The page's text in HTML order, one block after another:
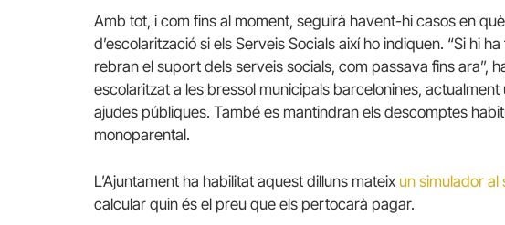
Amb tot, i com fins al moment, seguirà havent-hi casos en
d’escolarització si els Serveis Socials així ho indiquen. “Si hi
rebran el suport dels serveis socials, com passava fins ara”,
escolaritzat a les bressol municipals barcelonines,
ajudes públiques. També es mantindran els descomptes
monoparental.
L’Ajuntament ha habilitat aquest dilluns mateix un simulador al
calcular quin és el preu que els pertocarà pagar.